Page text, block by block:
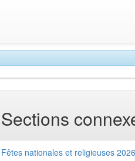
Sections
Fêtes nationales et religieuses 2026